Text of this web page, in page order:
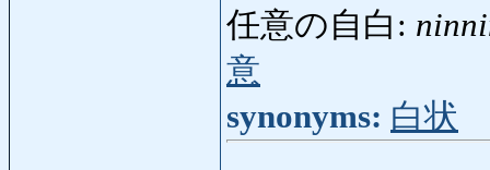
任意の自白:
意
synonyms: 白状